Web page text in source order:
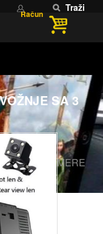
Račun
Traži
SA 3
SA 3 KAMERE